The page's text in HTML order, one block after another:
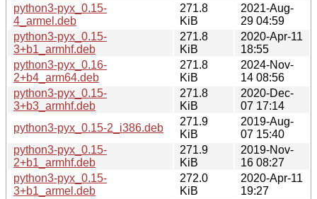
python3-pyx_0.15-
4_armel.deb
271.8
KiB
2021-Aug-
29 04:59
python3-pyx_0.15-
3+b1_armhf.deb
271.8
KiB
2020-Apr-11
18:55
python3-pyx_0.16-
2+b4_arm64.deb
271.8
KiB
2024-Nov-
14 08:56
python3-pyx_0.15-
3+b3_armhf.deb
271.8
KiB
2020-Dec-
07 17:14
python3-pyx_0.15-2_i386.deb
271.9
KiB
2019-Aug-
07 15:40
python3-pyx_0.15-
2+b1_armhf.deb
271.9
KiB
2019-Nov-
16 08:27
python3-pyx_0.15-
3+b1_armel.deb
272.0
KiB
2020-Apr-11
19:27